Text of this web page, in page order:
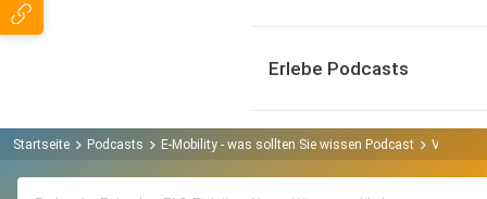
Erlebe Podcasts
Startseite Podcasts E-Mobility - was sollten Sie wissen Podcast Vorwort